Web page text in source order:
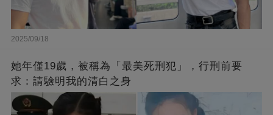
2025/09/18
她年僅19歲，被稱為「最美死刑犯」，行刑前要
求：請驗明我的清白之身